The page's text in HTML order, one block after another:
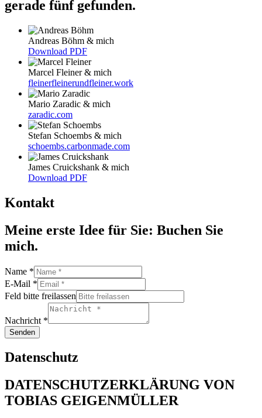
gerade fünf gefunden.
Andreas Böhm & mich
Download PDF
Marcel Fleiner & mich
fleinerfleinerundfleiner.work
Mario Zaradic & mich
zaradic.com
Stefan Schoembs & mich
schoembs.carbonmade.com
James Cruickshank & mich
Download PDF
Kontakt
Meine erste Idee für Sie: Buchen Sie
mich.
Name *
E-Mail *
Feld bitte freilassen
Nachricht *
Datenschutz
DATENSCHUTZERKLÄRUNG VON
TOBIAS GEIGENMÜLLER